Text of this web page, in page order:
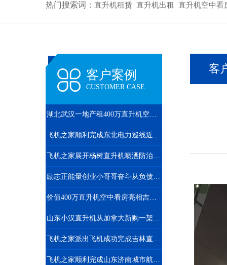
热门搜索词： 直升机租赁 直升机出租 直升机空中看
客户案例
CUSTOMER CASE
湖北武汉一地产租400万直升机空中看房
飞机之家顺利完成东北电力巡线近100小时作业
飞机之家展开杨树直升机喷洒防治杨小舟蛾
励志正能量创业小哥哥奋斗从负债170万到8架直升机
价值400万直升机空中看房亮相吉林通化一楼盘
山东小汉直升机从加拿大新购一架二手罗宾逊R44直升飞机
飞机之家派出飞机成功完成吉林直升机航测
飞机之家顺利完成山东济南城市航空测绘
客